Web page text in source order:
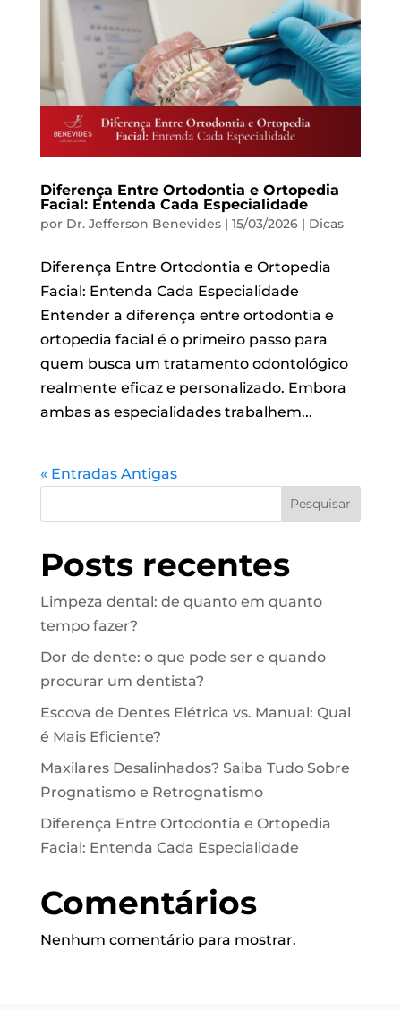
Diferença Entre Ortodontia e Ortopedia
Facial: Entenda Cada Especialidade
por Dr. Jefferson Benevides| 15/03/2026| Dicas
Diferença Entre Ortodontia e Ortopedia
Facial: Entenda Cada Especialidade
Entender a diferença entre ortodontia e
ortopedia facial é o primeiro passo para
quem busca um tratamento odontológico
realmente eficaz e personalizado. Embora
ambas as especialidades trabalhem...
« Entradas Antigas
Pesquisar
Posts recentes
Limpeza dental: de quanto em quanto
tempo fazer?
Dor de dente: o que pode ser e quando
procurar um dentista?
Escova de Dentes Elétrica vs. Manual: Qual
é Mais Eficiente?
Maxilares Desalinhados? Saiba Tudo Sobre
Prognatismo e Retrognatismo
Diferença Entre Ortodontia e Ortopedia
Facial: Entenda Cada Especialidade
Comentários
Nenhum comentário para mostrar.